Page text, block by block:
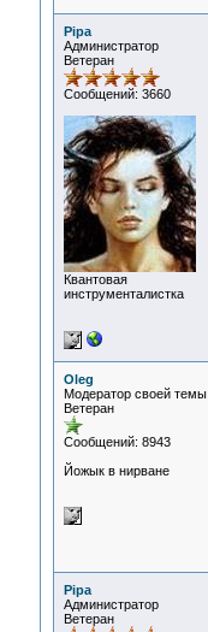
Pipa
Администратор
Ветеран
Сообщений: 3660
Квантовая
инструменталистка
Oleg
Модератор своей темы
Ветеран
Сообщений: 8943
Йожык в нирване
Pipa
Администратор
Ветеран